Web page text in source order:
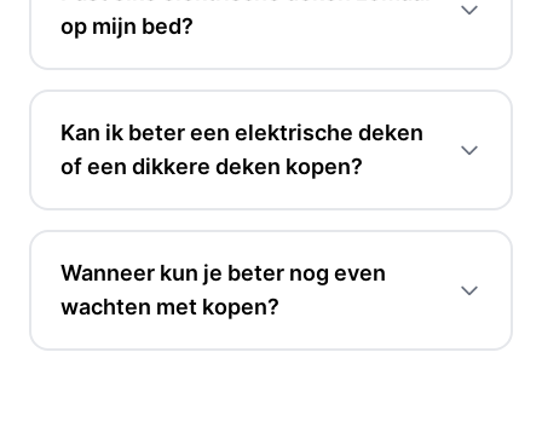
op mijn bed?
Kan ik beter een elektrische deken
of een dikkere deken kopen?
Wanneer kun je beter nog even
wachten met kopen?